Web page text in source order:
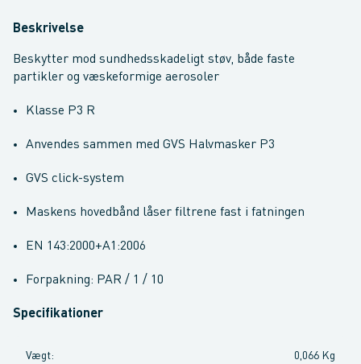
Beskrivelse
Beskytter mod sundhedsskadeligt støv, både faste
partikler og væskeformige aerosoler
Klasse P3 R
Anvendes sammen med GVS Halvmasker P3
GVS click-system
Maskens hovedbånd låser filtrene fast i fatningen
EN 143:2000+A1:2006
Forpakning: PAR / 1 / 10
Specifikationer
Vægt: 0,066 Kg